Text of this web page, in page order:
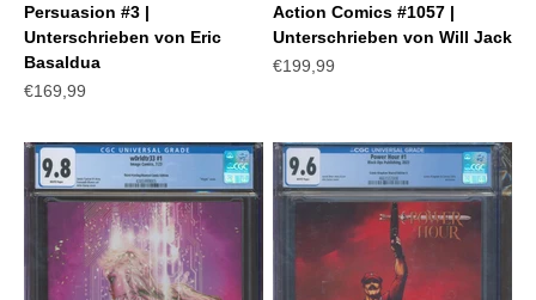
Persuasion #3 |
Unterschrieben von Eric
Basaldua
Angebot
€169,99
Action Comics #1057 |
Unterschrieben von Will Jack
Angebot
€199,99